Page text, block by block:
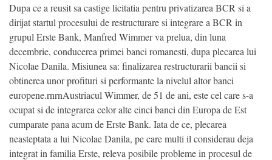
Dupa ce a reusit sa castige licitatia pentru privatizarea BCR si a
dirijat startul procesului de restructurare si integrare a BCR in
grupul Erste Bank, Manfred Wimmer va prelua, din luna
decembrie, conducerea primei banci romanesti, dupa plecarea lui
Nicolae Danila. Misiunea sa: finalizarea restructurarii bancii si
obtinerea unor profituri si performante la nivelul altor banci
europene.rnrnAustriacul Wimmer, de 51 de ani, este cel care s-a
ocupat si de integrarea celor alte cinci banci din Europa de Est
cumparate pana acum de Erste Bank. Iata de ce, plecarea
neasteptata a lui Nicolae Danila, pe care multi il considerau deja
integrat in familia Erste, releva posibile probleme in procesul de